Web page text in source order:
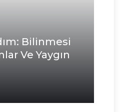
Bilinmesi
Ve Yaygın